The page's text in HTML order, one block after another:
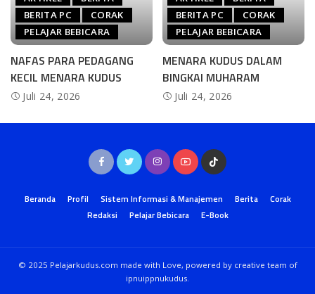
BERITA PC
CORAK
PELAJAR BEBICARA
NAFAS PARA PEDAGANG
KECIL MENARA KUDUS
Juli 24, 2026
BERITA PC
CORAK
PELAJAR BEBICARA
MENARA KUDUS DALAM
BINGKAI MUHARAM
Juli 24, 2026
Beranda Profil Sistem Informasi & Manajemen Berita
Corak
Redaksi
Pelajar Bebicara E-Book
© 2025 Pelajarkudus.com made with Love, powered by creative team of
ipnuippnukudus.